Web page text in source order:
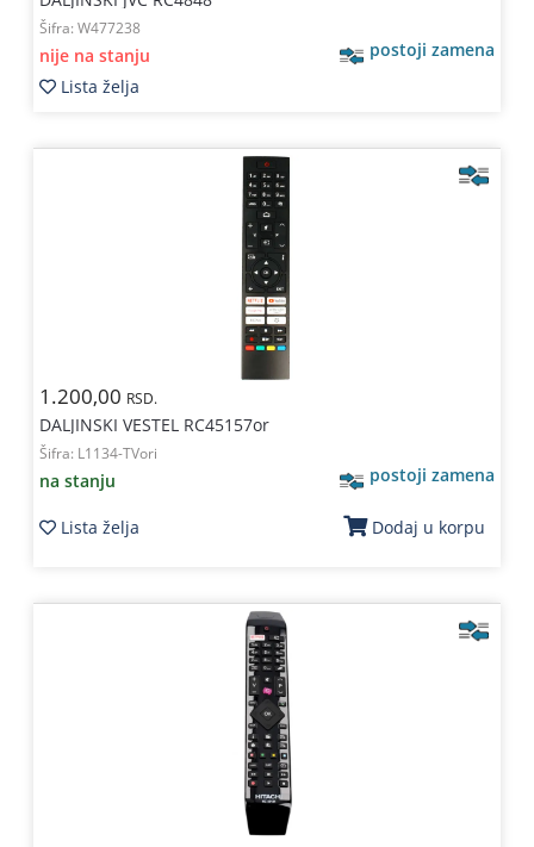
Šifra: W477238
nije na stanju
postoji zamena
Lista želja
1.200,00 RSD.
DALJINSKI VESTEL RC45157or
Šifra: L1134-TVori
na stanju postoji zamena
Lista želja Dodaj u korpu